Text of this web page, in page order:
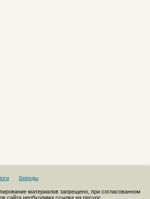
Бренды
материалов запрещено, при согласованном
сайта необходима ссылка на ресурс.